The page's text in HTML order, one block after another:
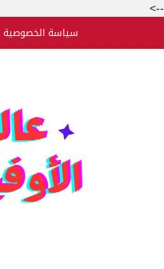
-->
سياسة الخصوصية